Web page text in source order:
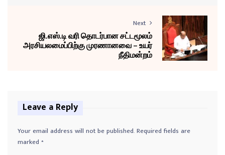
Next
ஜி.எஸ்.டி வரி தொடர்பான சட்டமூலம்
அரசியலமைப்பிற்கு முரணானவை – உயர்
நீதிமன்றம்
Leave a Reply
Your email address will not be published.Required fields are
marked *